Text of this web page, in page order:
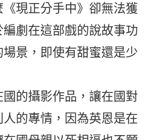
現正分手中》卻無法獲
劇在這部戲的說故事功
景，即使有甜蜜還是少
的攝影作品，讓在國對
的專情，因為英恩是在